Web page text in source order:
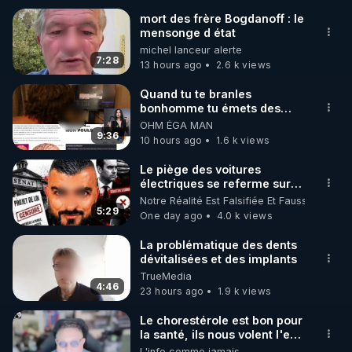
🌱 INSTAGRAM
https://www.instagram.com/rdlr_thierrycasasnovas/
http://rgnr.li/instagram
🌱 LA NEWSLETTER
Pour ne pas rater l’actualité RGNR (stages,
http://rgnr.li/news
🌱 VIDÉOS NON CENSURÉES SUR ODYSEE
Toutes les vidéos Youtube sont aussi sur la
http://rgnr.li/odysee
🌱 LES STAGES EN PRÉSENTIEL
7:28
mort des frère Bogdanoff : le
mensonge d état
michel lanceur alerte
13 hours ago
2.6 k views
9:36
Quand tu te branles
bonhomme tu émets des
ondes ils ont juste omis de
t'expliquer
OHM ÉGA MAN
10 hours ago
1.6 k views
5:29
Le piège des voitures
électriques se referme sur
les usagers !
Notre Réalité Est Falsifiée Et Fausse
One day ago
4.0 k views
4:46
La problématique des dents
dévitalisées et des implants
TrueMedia
23 hours ago
1.9 k views
Le chorestérole est bon pour
la santé, ils nous volent l'eau
! 😒🤢😡